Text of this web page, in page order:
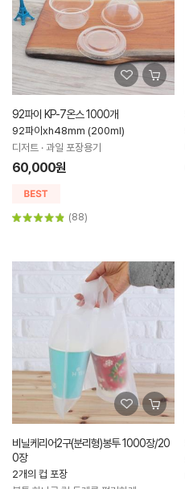
92파이 KP-7온스 1000개
92파이xh48mm (200ml)
디저트 · 과일 포장용기
60,000원
(88)
비닐케리어2구(분리형)봉투 1000장/20
0장
2개의 컵 포장